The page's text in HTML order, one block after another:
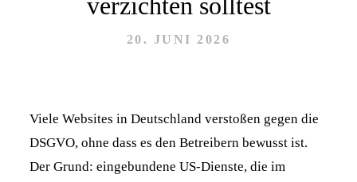
LEISTUNGEN
KONTAKT
20. JUNI 2026
Viele Websites in Deutschland verstoßen gegen die
DSGVO, ohne dass es den Betreibern bewusst ist.
Der Grund: eingebundene US-Dienste, die im